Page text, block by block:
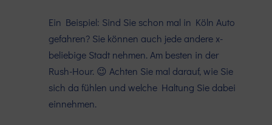
Ein Beispiel: Sind Sie schon mal in Köln Auto
gefahren? Sie können auch jede andere x-
beliebige Stadt nehmen. Am besten in der
Rush-Hour. 😉 Achten Sie mal darauf, wie Sie
sich da fühlen und welche Haltung Sie dabei
einnehmen.